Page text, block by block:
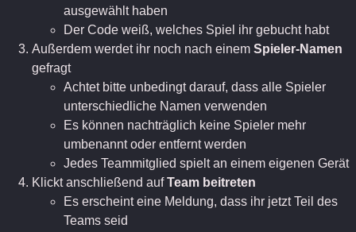
ausgewählt haben
Der Code weiß, welches Spiel ihr gebucht habt
Außerdem werdet ihr noch nach einem Spieler-Namen
gefragt
Achtet bitte unbedingt darauf, dass alle Spieler
unterschiedliche Namen verwenden
Es können nachträglich keine Spieler mehr
umbenannt oder entfernt werden
Jedes Teammitglied spielt an einem eigenen Gerät
Klickt anschließend aufTeam beitreten
Es erscheint eine Meldung, dass ihr jetzt Teil des
Teams seid